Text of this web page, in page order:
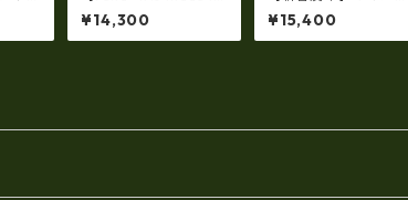
布 本
japan】【日本製】軽
量☆牛革製品・ヌメ革
製(艶光沢調）・手提
¥14,300
ードバンラウンドファ
スナーショートウォレ
ット 日本製 tc-048
¥15,400